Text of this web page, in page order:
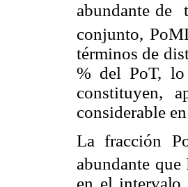
abundante de
conjunto,
términos de
% del PoT, lo
constituyen,
considerable
La fracción
abundante
en el intervalo